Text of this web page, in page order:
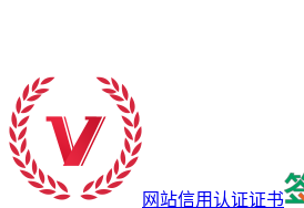
网站信用认证证书